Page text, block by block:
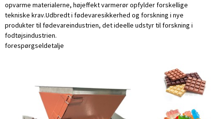
opvarme materialerne, højeffekt varmerør opfylder forskellige
tekniske krav.Udbredt i fødevaresikkerhed og forskning i nye
produkter til fødevareindustrien, det ideelle udstyr til forskning i
fodtøjsindustrien.
forespørgseldetalje